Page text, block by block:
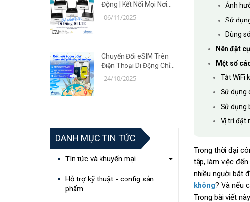
Ảnh
Sử
Dùng
Nên đặt
Một số
Tắt WiFi
Sử dụng
Sử dụng
Vị trí đặt
Trong thời đại
tập, làm việc
nhiều người bắt
không? Và nếu
Trong bài viết
Động | Kết Nối Mọi Nơi
Cùng Router TP-Link MR
06/11/2025
Chuyển Đổi eSIM Trên
Điện Thoại Di Động Chỉ
Trong 5 Phút | Giải Pháp
24/10/2025
DANH MỤC TIN TỨC
TIn tức và khuyến mại
Hỗ trợ kỹ thuật - config sản
phẩm